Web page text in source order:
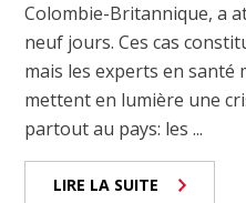
Colombie-Britannique, a
neuf jours. Ces cas
mais les experts en santé
mettent en lumière une
partout au pays: les ...
LIRE LA SUITE